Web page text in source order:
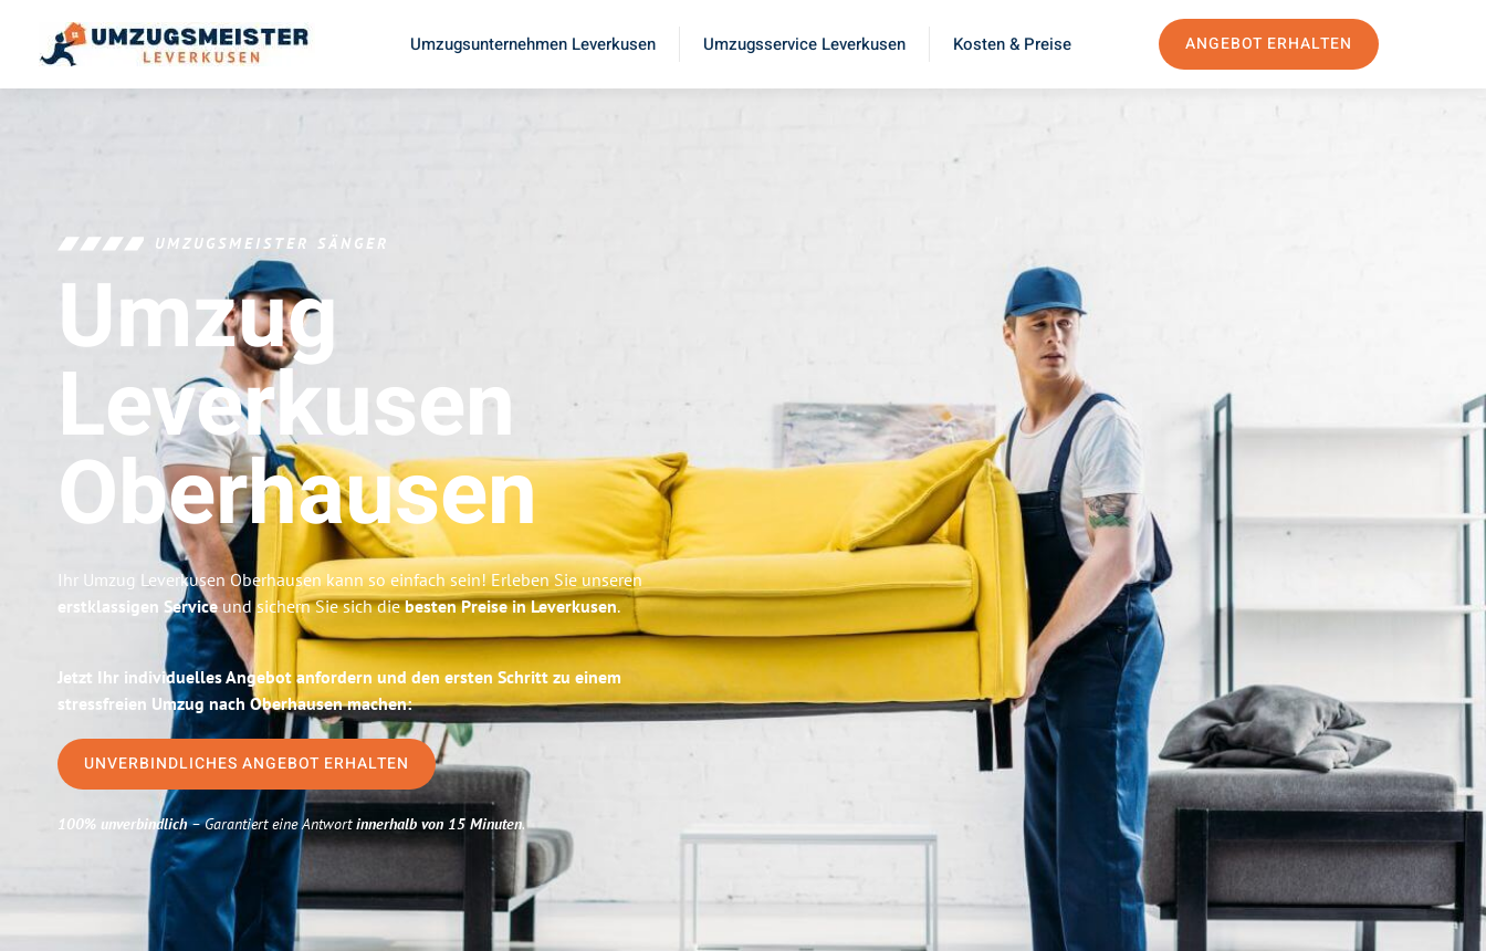
Umzugsunternehmen Leverkusen Umzugsservice Leverkusen Kosten & Preise ANGEBOT ERHALTEN
UMZUGSMEISTER SÄNGER
Umzug
Leverkusen
Oberhausen
Ihr Umzug Leverkusen Oberhausen kann so einfach sein! Erleben Sie unseren
erstklassigen Serviceund sichern Sie sich diebesten Preise in Leverkusen.
Jetzt Ihr individuelles Angebot anfordern und den ersten Schritt zu einem
stressfreien Umzug nach Oberhausen machen:
UNVERBINDLICHES ANGEBOT ERHALTEN
100% unverbindlich– Garantiert eine Antwortinnerhalb von 15 Minuten.